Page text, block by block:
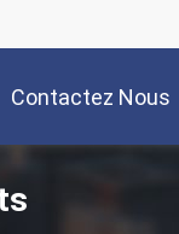
Contactez Nous